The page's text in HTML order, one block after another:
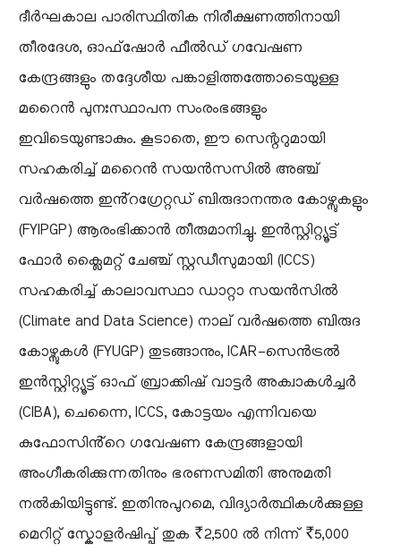
ദീർഘകാല പാരിസ്ഥിതിക നിരീക്ഷണത്തിനായി
തീരദേശ, ഓഫ്‌ഷോർ ഫീൽഡ് ഗവേഷണ
കേന്ദ്രങ്ങളും തദ്ദേശീയ പങ്കാളിത്തത്തോടെയുള്ള
മറൈൻ പുനഃസ്ഥാപന സംരംഭങ്ങളും
ഇവിടെയുണ്ടാകും. കൂടാതെ, ഈ സെന്ററുമായി
സഹകരിച്ച് മറൈൻ സയൻസസിൽ അഞ്ച്
വർഷത്തെ ഇൻ്റഗ്രേറ്റഡ് ബിരുദാനന്തര കോഴ്സുകളും
(FYIPGP) ആരംഭിക്കാൻ തീരുമാനിച്ചു. ഇൻസ്റ്റിറ്റ്യൂട്ട്
ഫോർ ക്ലൈമറ്റ് ചേഞ്ച് സ്റ്റഡീസുമായി (ICCS)
സഹകരിച്ച് കാലാവസ്ഥാ ഡാറ്റാ സയൻസിൽ
(Climate and Data Science) നാല് വർഷത്തെ ബിരുദ
കോഴ്സുകൾ (FYUGP) തുടങ്ങാനും, ICAR-സെൻട്രൽ
ഇൻസ്റ്റിറ്റ്യൂട്ട് ഓഫ് ബ്രാക്കിഷ് വാട്ടർ അക്വാകൾച്ചർ
(CIBA), ചെന്നൈ, ICCS, കോട്ടയം എന്നിവയെ
കുഫോസിൻ്റെ ഗവേഷണ കേന്ദ്രങ്ങളായി
അംഗീകരിക്കുന്നതിനും ഭരണസമിതി അനുമതി
നൽകിയിട്ടുണ്ട്. ഇതിനുപുറമെ, വിദ്യാർത്ഥികൾക്കുള്ള
മെറിറ്റ് സ്കോളർഷിപ്പ് തുക ₹2,500 ൽ നിന്ന് ₹5,000